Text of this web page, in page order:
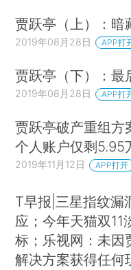
贾跃亭（上）：暗
2019年08月28日 APP打
贾跃亭（下）：最
2019年08月28日 APP打
贾跃亭破产重组方
个人账户仅剩5.95
2019年11月12日 APP打开
T早报|三星指纹漏
应；今年天猫双11
标；乐视网：未因
解决方案获得任何